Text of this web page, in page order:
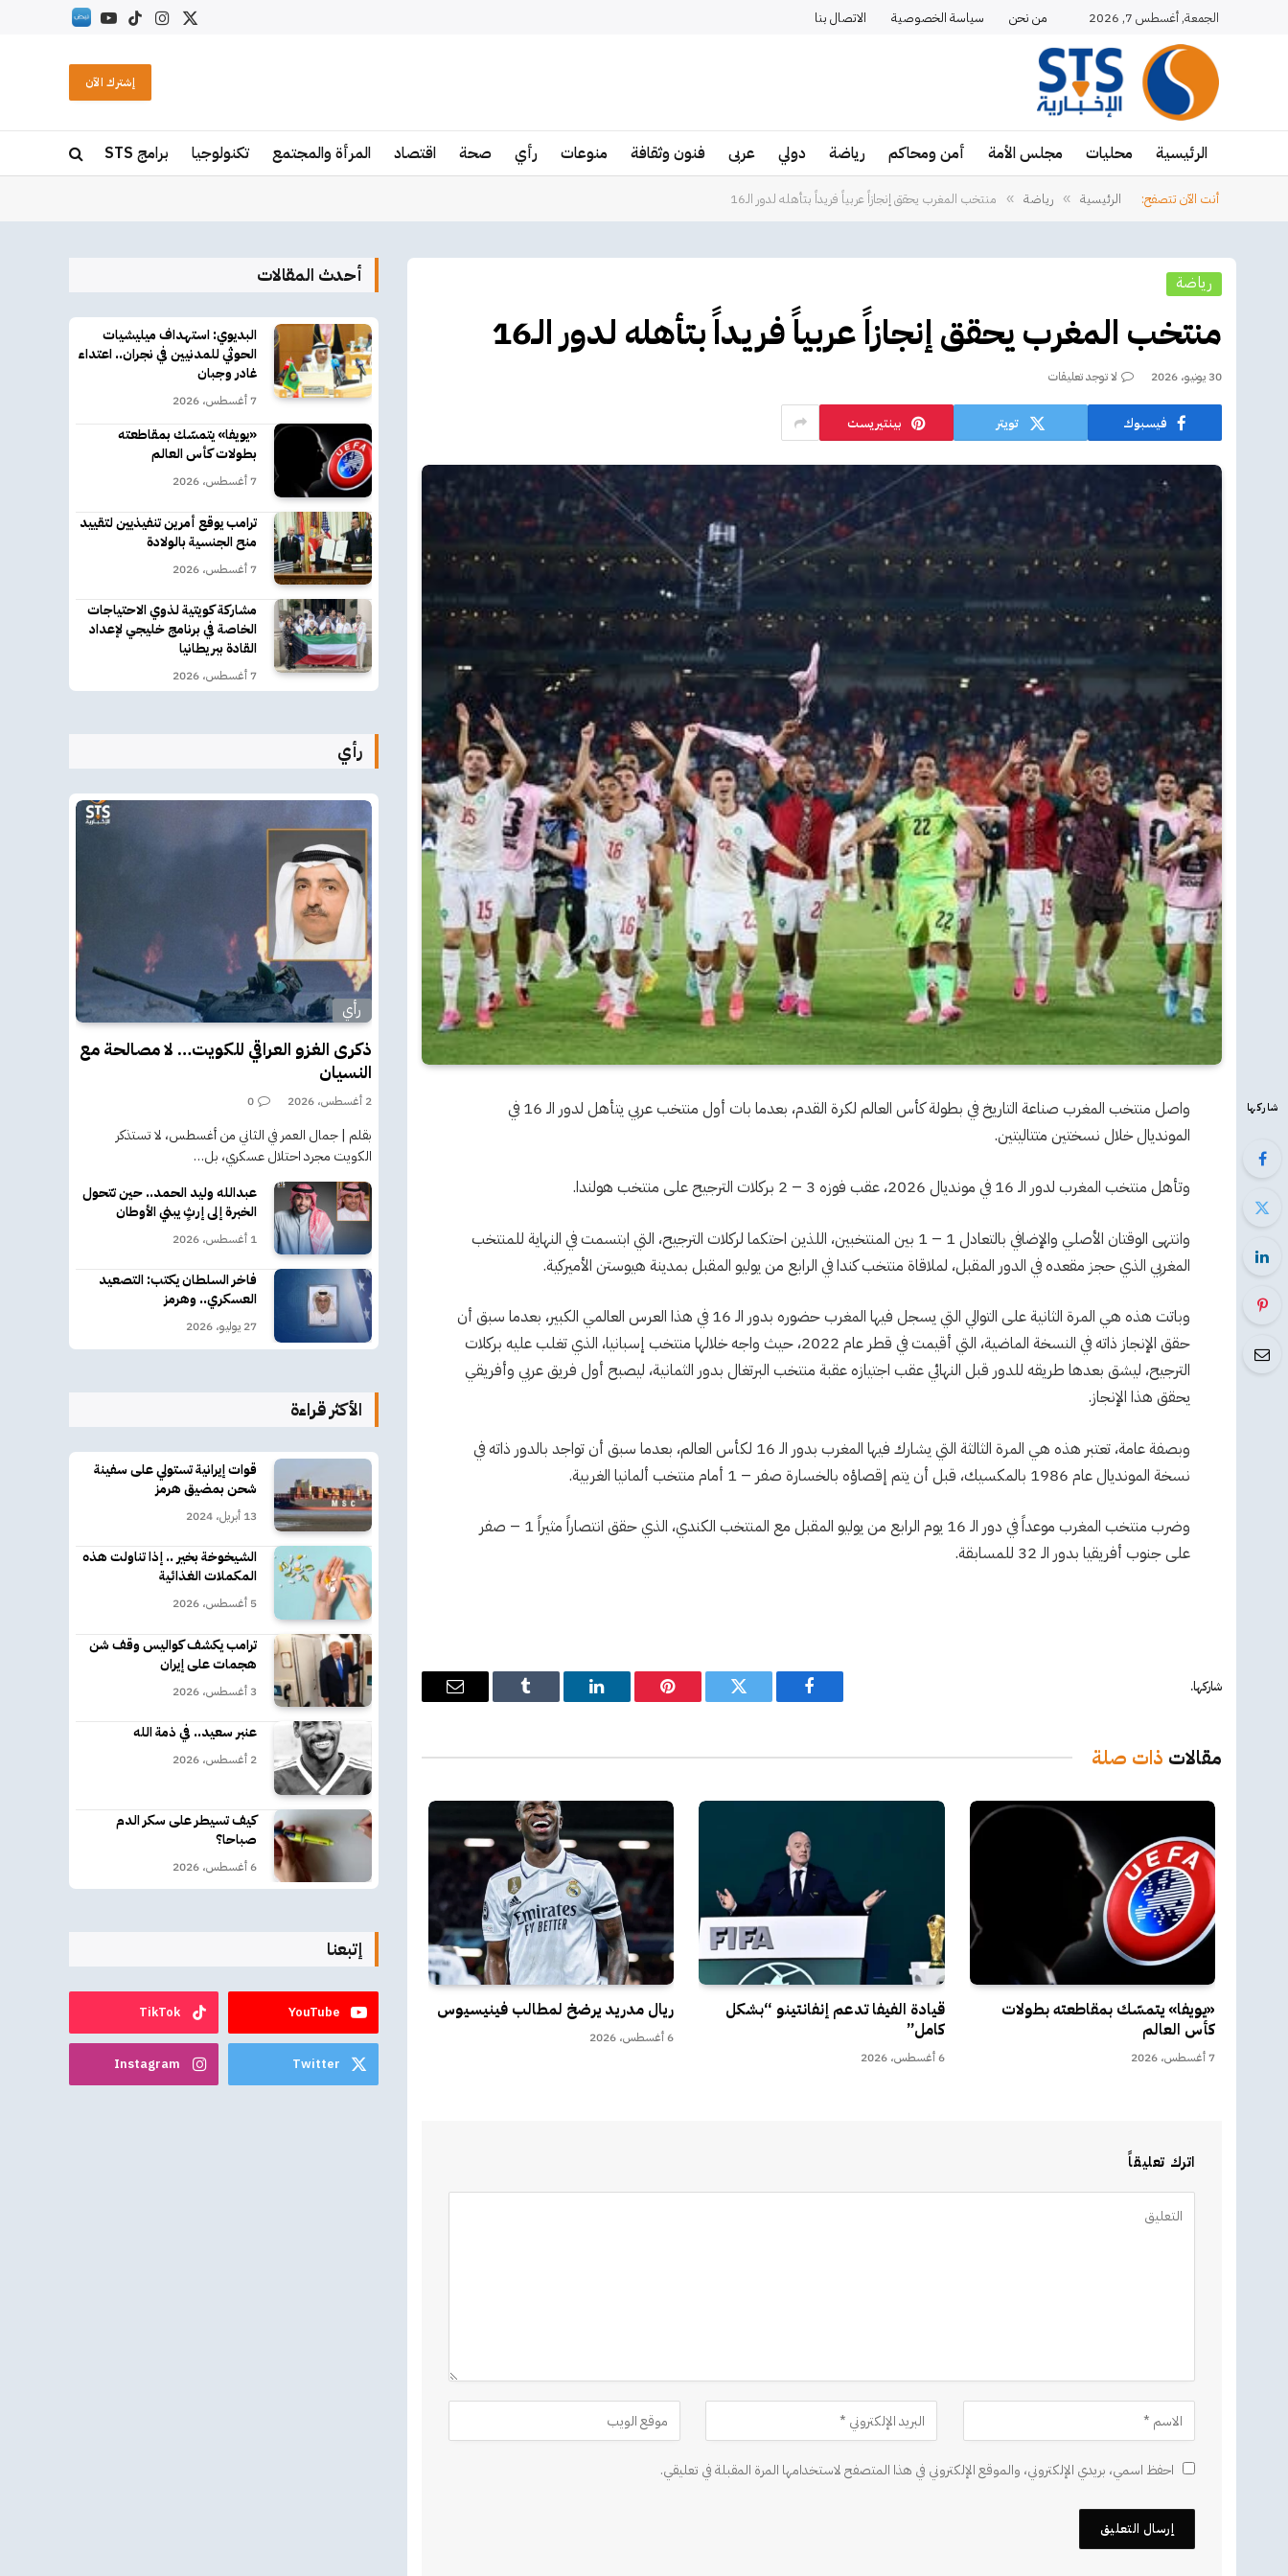
الجمعة, أغسطس 7, 2026 من نحن سياسة الخصوصية الاتصال بنا
X
الانستغرام
تيكتوكيوتيوب
RSS
إشترك الآن
الرئيسية محليات مجلس الأمة أمن ومحاكم رياضة دولي عربى فنون وثقافة منوعات رأي صحة اقتصاد المرأة والمجتمع تكنولوجيا برامج STS
أنت الآن تتصفح: الرئيسية » رياضة » منتخب المغرب يحقق إنجازاً عربياً فريداً بتأهله لدور الـ16
رياضة
منتخب المغرب يحقق إنجازاً عربياً فريداً بتأهله لدور الـ16
30 يونيو، 2026 لا توجد تعليقات
فيسبوك تويتر بينتيريست
شاركها
واصل منتخب المغرب صناعة التاريخ في بطولة كأس العالم لكرة القدم، بعدما بات أول منتخب عربي يتأهل لدور الـ 16 في
المونديال خلال نسختين متتاليتين.
وتأهل منتخب المغرب لدور الـ 16 في مونديال 2026، عقب فوزه 3 – 2 بركلات الترجيح على منتخب هولندا.
وانتهى الوقتان الأصلي والإضافي بالتعادل 1 – 1 بين المنتخبين، اللذين احتكما لركلات الترجيح، التي ابتسمت في النهاية للمنتخب
المغربي الذي حجز مقعده في الدور المقبل، لملاقاة منتخب كندا في الرابع من يوليو المقبل بمدينة هيوستن الأميركية.
وباتت هذه هي المرة الثانية على التوالي التي يسجل فيها المغرب حضوره بدور الـ 16 في هذا العرس العالمي الكبير، بعدما سبق أن
حقق الإنجاز ذاته في النسخة الماضية، التي أقيمت في قطر عام 2022، حيث واجه خلالها منتخب إسبانيا، الذي تغلب عليه بركلات
الترجيح، ليشق بعدها طريقه للدور قبل النهائي عقب اجتيازه عقبة منتخب البرتغال بدور الثمانية، ليصبح أول فريق عربي وأفريقي
يحقق هذا الإنجاز.
وبصفة عامة، تعتبر هذه هي المرة الثالثة التي يشارك فيها المغرب بدور الـ 16 لكأس العالم، بعدما سبق أن تواجد بالدور ذاته في
نسخة المونديال عام 1986 بالمكسيك، قبل أن يتم إقصاؤه بالخسارة صفر – 1 أمام منتخب ألمانيا الغربية.
وضرب منتخب المغرب موعداً في دور الـ 16 يوم الرابع من يوليو المقبل مع المنتخب الكندي، الذي حقق انتصاراً مثيراً 1 – صفر
على جنوب أفريقيا بدور الـ 32 للمسابقة.
شاركها.
فيسبوك تويتر بينتيريستلينكدإن Tumblr
البريد
مقالات ذات صلة
«يويفا» يتمسّك بمقاطعته بطولات
كأس العالم
7 أغسطس، 2026
قيادة الفيفا تدعم إنفانتينو “بشكل
كامل”
6 أغسطس، 2026
ريال مدريد يرضخ لمطالب فينيسيوس
6 أغسطس، 2026
اترك تعليقاً
احفظ اسمي، بريدي الإلكتروني، والموقع الإلكتروني في هذا المتصفح لاستخدامها المرة المقبلة في تعليقي.
أحدث المقالات
البديوي: استهداف ميليشيات
الحوثي للمدنيين في نجران.. اعتداء
غادر وجبان
7 أغسطس، 2026
«يويفا» يتمسّك بمقاطعته
بطولات كأس العالم
7 أغسطس، 2026
ترامب يوقع أمرين تنفيذيين لتقييد
منح الجنسية بالولادة
7 أغسطس، 2026
مشاركة كويتية لذوي الاحتياجات
الخاصة في برنامج خليجي لإعداد
القادة ببريطانيا
7 أغسطس، 2026
رأي
رأي
ذكرى الغزو العراقي للكويت… لا مصالحة مع
النسيان
2 أغسطس، 2026 0
بقلم | جمال العمر في الثاني من أغسطس، لا تستذكر
الكويت مجرد احتلال عسكري، بل…
عبدالله وليد الحمد.. حين تتحول
الخبرة إلى إرثٍ يبني الأوطان
1 أغسطس، 2026
فاخر السلطان يكتب: التصعيد
العسكري.. وهرمز
27 يوليو، 2026
الأكثر قراءة
قوات إيرانية تستولي على سفينة
شحن بمضيق هرمز
13 أبريل، 2024
الشيخوخة بخير .. إذا تناولت هذه
المكملات الغذائية
5 أغسطس، 2026
ترامب يكشف كواليس وقف شن
هجمات على إيران
3 أغسطس، 2026
عنبر سعيد.. في ذمة الله
2 أغسطس، 2026
كيف تسيطر على سكر الدم
صباحا؟
6 أغسطس، 2026
إتبعنا
YouTube
TikTok
Twitter
Instagram